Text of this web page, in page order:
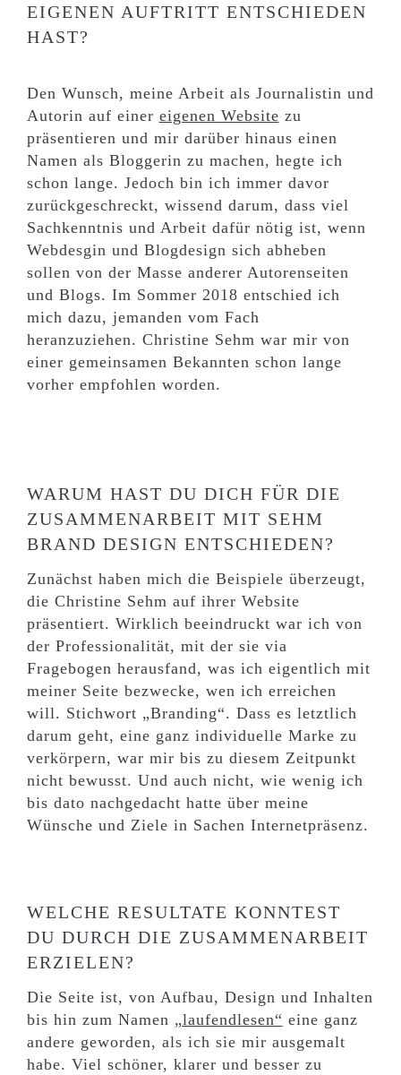
EIGENEN AUFTRITT ENTSCHIEDEN
HAST?
Den Wunsch, meine Arbeit als Journalistin und
Autorin auf einer eigenen Website zu
präsentieren und mir darüber hinaus einen
Namen als Bloggerin zu machen, hegte ich
schon lange. Jedoch bin ich immer davor
zurückgeschreckt, wissend darum, dass viel
Sachkenntnis und Arbeit dafür nötig ist, wenn
Webdesgin und Blogdesign sich abheben
sollen von der Masse anderer Autorenseiten
und Blogs. Im Sommer 2018 entschied ich
mich dazu, jemanden vom Fach
heranzuziehen. Christine Sehm war mir von
einer gemeinsamen Bekannten schon lange
vorher empfohlen worden.
WARUM HAST DU DICH FÜR DIE
ZUSAMMENARBEIT MIT SEHM
BRAND DESIGN ENTSCHIEDEN?
Zunächst haben mich die Beispiele überzeugt,
die Christine Sehm auf ihrer Website
präsentiert. Wirklich beeindruckt war ich von
der Professionalität, mit der sie via
Fragebogen herausfand, was ich eigentlich mit
meiner Seite bezwecke, wen ich erreichen
will. Stichwort „Branding“. Dass es letztlich
darum geht, eine ganz individuelle Marke zu
verkörpern, war mir bis zu diesem Zeitpunkt
nicht bewusst. Und auch nicht, wie wenig ich
bis dato nachgedacht hatte über meine
Wünsche und Ziele in Sachen Internetpräsenz.
WELCHE RESULTATE KONNTEST
DU DURCH DIE ZUSAMMENARBEIT
ERZIELEN?
Die Seite ist, von Aufbau, Design und Inhalten
bis hin zum Namen „laufendlesen“ eine ganz
andere geworden, als ich sie mir ausgemalt
habe. Viel schöner, klarer und besser zu